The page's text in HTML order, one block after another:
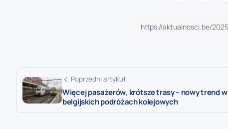
Poprzedni artykuł
Więcej pasażerów, krótsze trasy – nowy trend w
belgijskich podróżach kolejowych